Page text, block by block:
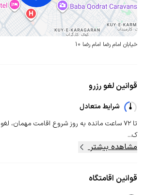
خیابان امام رضا امام رضا 10
قوانین لغو رزرو
شرایط متعادل
تا ۷۲ ساعت مانده به روز شروع اقامت مهمان،
ک...
مشاهده بیشتر
قوانین اقامتگاه